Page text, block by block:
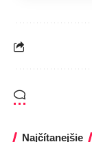
Najčítanejšie